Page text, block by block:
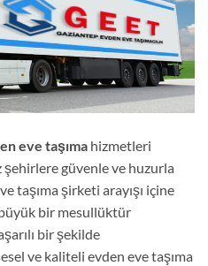
eve taşıma hizmetleri
güvenle ve huzurla
taşıma şirketi arayışı içine
bir mesullüktür
bir şekilde
ve kaliteli evden eve taşıma